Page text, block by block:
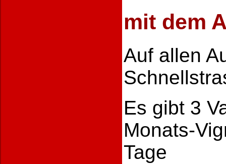
mit dem
Auf allen
Es gibt 3
Monats-
Tage